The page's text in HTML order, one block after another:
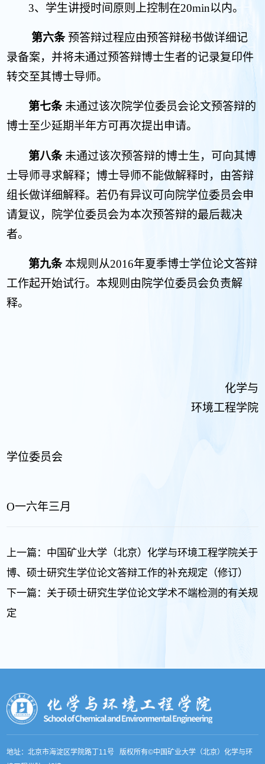
3、学生讲授时间原则上控制在20min以内。
第六条 预答辩过程应由预答辩秘书做详细记
录备案，并将未通过预答辩博士生者的记录复印件
转交至其博士导师。
第七条 未通过该次院学位委员会论文预答辩的
博士至少延期半年方可再次提出申请。
第八条 未通过该次预答辩的博士生，可向其博
士导师寻求解释；博士导师不能做解释时，由答辩
组长做详细解释。若仍有异议可向院学位委员会申
请复议，院学位委员会为本次预答辩的最后裁决
者。
第九条 本规则从2016年夏季博士学位论文答辩
工作起开始试行。本规则由院学位委员会负责解
释。
化学与
环境工程学院
学位委员会
O一六年三月
上一篇： 中国矿业大学（北京）化学与环境工程学院关于
博、硕士研究生学位论文答辩工作的补充规定（修订）
下一篇： 关于硕士研究生学位论文学术不端检测的有关规
定
地址：北京市海淀区学院路丁11号 版权所有©中国矿业大学（北京）化学与环